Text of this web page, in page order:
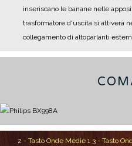
inseriscano le banane nelle
trasformatore d'uscita si attiverà
collegamento di altoparlanti
2 - Tasto Onde Medie 1 3 - Tasto